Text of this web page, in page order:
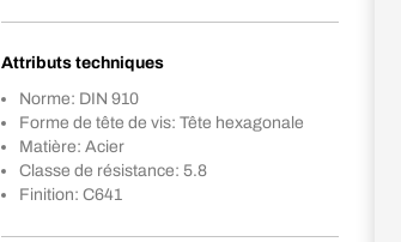
Attributs techniques
Norme: DIN 910
Forme de tête de vis: Tête hexagonale
Matière: Acier
Classe de résistance: 5.8
Finition: C641